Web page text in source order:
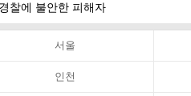
찰에 불안한 피해자
서울
인천